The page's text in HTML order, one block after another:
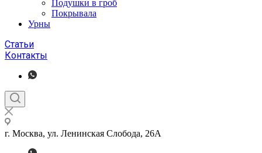
Подушки в гроб
Покрывала
Урны
Статьи
Контакты
г. Москва, ул. Ленинская Слобода, 26А